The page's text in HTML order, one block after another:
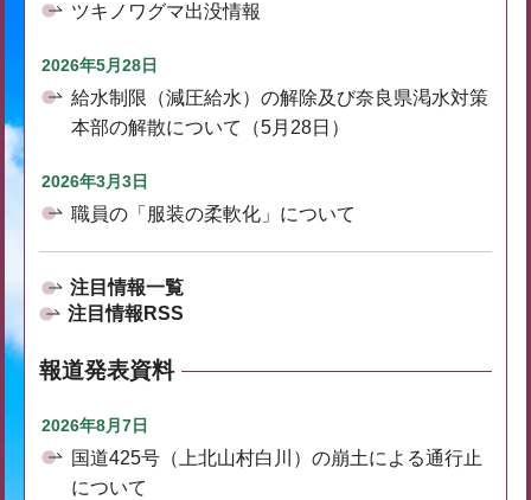
ツキノワグマ出没情報
2026年5月28日
給水制限（減圧給水）の解除及び奈良県渇水対策
本部の解散について（5月28日）
2026年3月3日
職員の「服装の柔軟化」について
注目情報一覧
注目情報RSS
報道発表資料
2026年8月7日
国道425号（上北山村白川）の崩土による通行止
について